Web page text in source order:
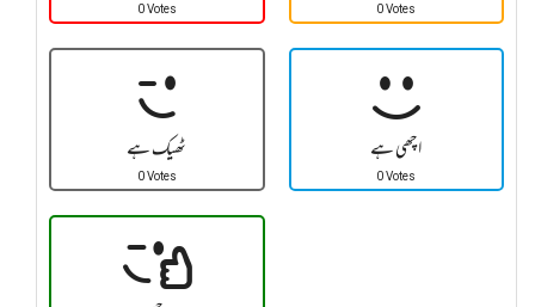
0 Votes 0 Votes
ٹھیک ہے
0 Votes
اچھی ہے
0 Votes